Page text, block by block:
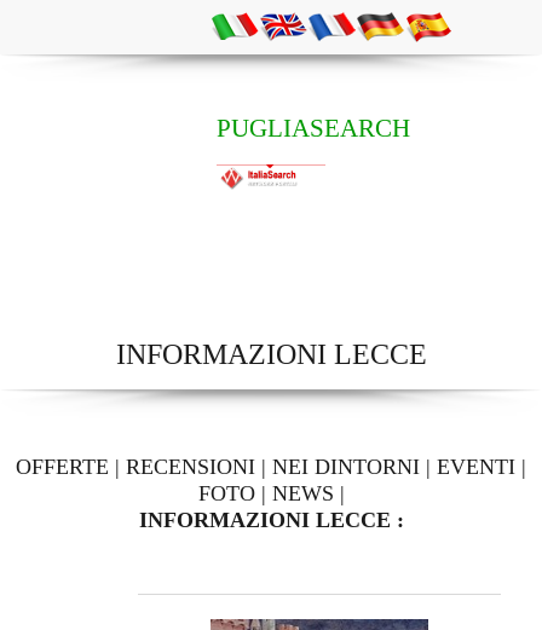
PUGLIASEARCH
INFORMAZIONI LECCE
OFFERTE | RECENSIONI | NEI DINTORNI | EVENTI |
FOTO| NEWS |
INFORMAZIONI LECCE :